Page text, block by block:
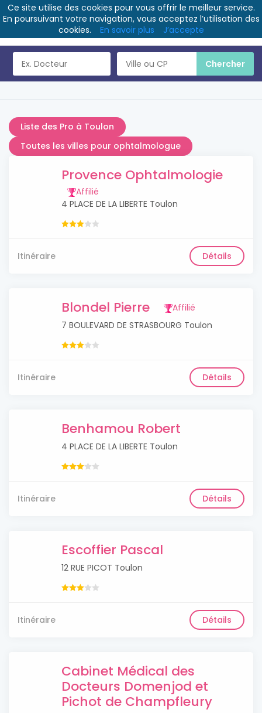
Liste des Pro à Toulon
Toutes les villes pour ophtalmologue
Provence Ophtalmologie
Affilié
4 PLACE DE LA LIBERTE Toulon
Itinéraire Détails
Blondel Pierre
Affilié
7 BOULEVARD DE STRASBOURG Toulon
Itinéraire Détails
Benhamou Robert
4 PLACE DE LA LIBERTE Toulon
Itinéraire Détails
Escoffier Pascal
12 RUE PICOT Toulon
Itinéraire Détails
Cabinet Médical des
Docteurs Domenjod et
Pichot de Champfleury
Ce site utilise des cookies pour vous offrir le meilleur service.
En poursuivant votre navigation, vous acceptez l’utilisation des
cookies.
En savoir plus J’accepte